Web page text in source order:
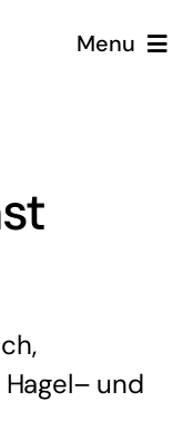
Menu
und